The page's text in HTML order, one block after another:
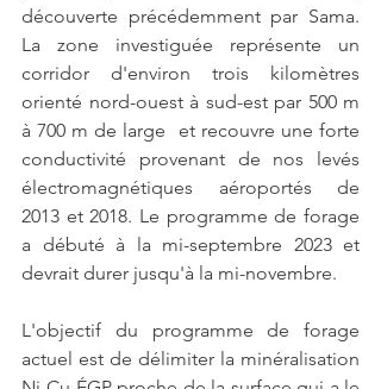
découverte précédemment par Sama.
La zone investiguée représente un
corridor d'environ trois kilomètres
orienté nord-ouest à sud-est par 500 m
à 700 m de large  et recouvre une forte
conductivité provenant de nos levés
électromagnétiques aéroportés de
2013 et 2018. Le programme de forage
a débuté à la mi-septembre 2023 et
devrait durer jusqu'à la mi-novembre.
L'objectif du programme de forage
actuel est de délimiter la minéralisation